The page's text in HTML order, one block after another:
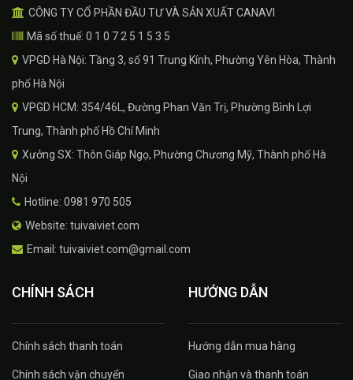
CÔNG TY CỔ PHẦN ĐẦU TƯ VÀ SẢN XUẤT CANAVI
Mã số thuế: 0 1 0 7 2 5 1 5 3 5
VPGD Hà Nội: Tầng 3, số 91 Trung Kính, Phường Yên Hòa, Thành
phố Hà Nội
VPGD HCM: 354/46L, Đường Phan Văn Trị, Phường Bình Lợi
Trung, Thành phố Hồ Chí Minh
Xưởng SX: Thôn Giáp Ngọ, Phường Chương Mỹ, Thành phố Hà
Nội
Hotline: 0981 970 505
Website: tuivaiviet.com
Email: tuivaiviet.com@gmail.com
CHÍNH SÁCH
Chính sách thanh toán
Chính sách vận chuyển
HƯỚNG DẪN
Hướng dẫn mua hàng
Giao nhận và thanh toán